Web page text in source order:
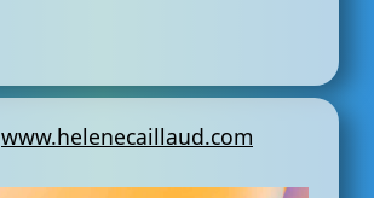
www.helenecaillaud.com